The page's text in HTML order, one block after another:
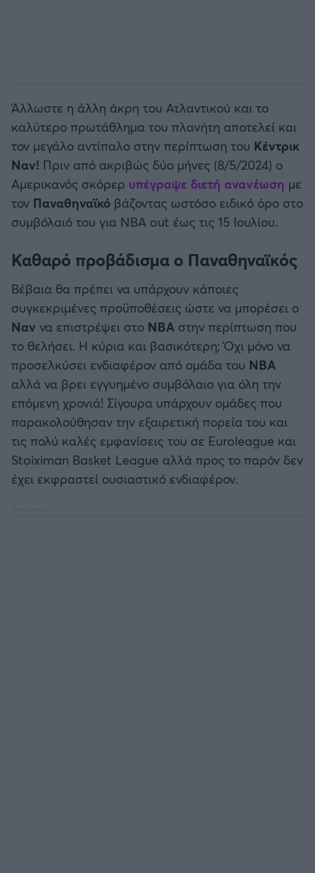
Άλλωστε η άλλη άκρη του Ατλαντικού και το
καλύτερο πρωτάθλημα του πλανήτη αποτελεί και
τον μεγάλο αντίπαλο στην περίπτωση του Κέντρικ
Ναν! Πριν από ακριβώς δύο μήνες (8/5/2024) ο
Αμερικανός σκόρερ υπέγραψε διετή ανανέωση με
τον Παναθηναϊκό βάζοντας ωστόσο ειδικό όρο στο
συμβόλαιό του για NBA out έως τις 15 Ιουλίου.
Καθαρό προβάδισμα ο Παναθηναϊκός
Βέβαια θα πρέπει να υπάρχουν κάποιες
συγκεκριμένες προϋποθέσεις ώστε να μπορέσει ο
Ναν να επιστρέψει στο ΝΒΑ στην περίπτωση που
το θελήσει. Η κύρια και βασικότερη; Όχι μόνο να
προσελκύσει ενδιαφέρον από ομάδα του ΝΒΑ
αλλά να βρει εγγυημένο συμβόλαιο για όλη την
επόμενη χρονιά! Σίγουρα υπάρχουν ομάδες που
παρακολούθησαν την εξαιρετική πορεία του και
τις πολύ καλές εμφανίσεις του σε Euroleague και
Stoiximan Basket League αλλά προς το παρόν δεν
έχει εκφραστεί ουσιαστικό ενδιαφέρον.